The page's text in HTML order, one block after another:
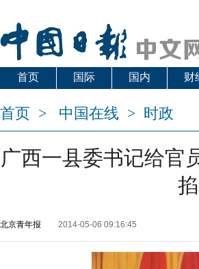
首页 国际 国内 财
首页 > 中国在线 > 时政
广西一县委书记给官
北京青年报 2014-05-06 09:16:45